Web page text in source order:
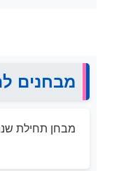
מבחנים
מבחן תחילת